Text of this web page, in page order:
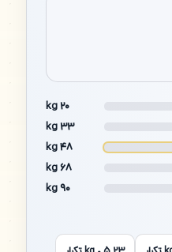
۲۰ kg
۳۳ kg
۴۸ kg
۶۸ kg
۹۰ kg